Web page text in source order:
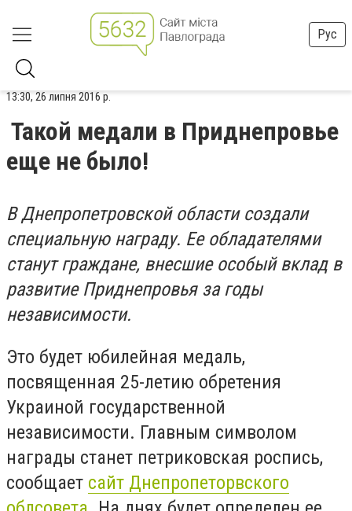
Рус
13:30, 26 липня 2016 р.
Такой медали в Приднепровье
еще не было!
В Днепропетровской области создали
специальную награду. Ее обладателями
станут граждане, внесшие особый вклад в
развитие Приднепровья за годы
независимости.
Это будет юбилейная медаль,
посвященная 25-летию обретения
Украиной государственной
независимости. Главным символом
награды станет петриковская роспись,
сообщает сайт Днепропеторвского